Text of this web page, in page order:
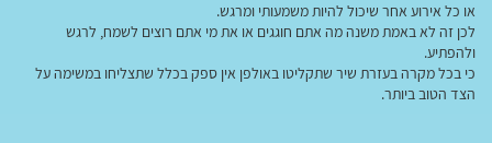
או כל אירוע אחר שיכול להיות משמעותי ומרגש.
לכן זה לא באמת משנה מה אתם חוגגים או את מי אתם רוצים לשמח, לרגש
ולהפתיע.
כי בכל מקרה בעזרת שיר שתקליטו באולפן אין ספק בכלל שתצליחו במשימה על
הצד הטוב ביותר.